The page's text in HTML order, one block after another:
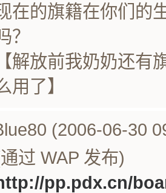
在的旗籍在你们的
？
【解放前我奶奶还有
用了】
(2006-06-30
过 WAP 发布)
pp.pdx.cn/